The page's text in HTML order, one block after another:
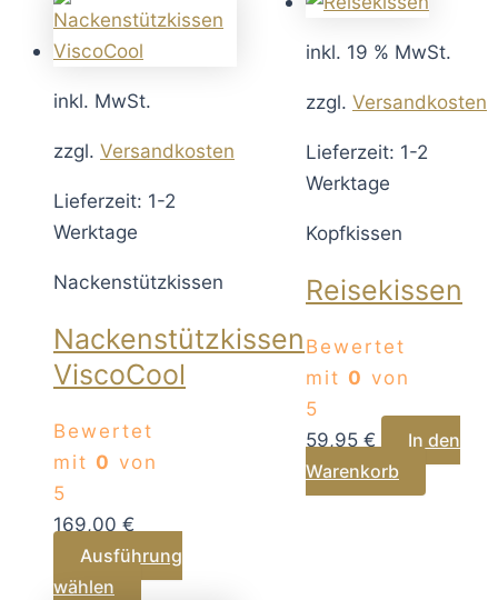
inkl. MwSt.
zzgl. Versandkosten
Lieferzeit: 1-2
Werktage
Nackenstützkissen
Nackenstützkissen
ViscoCool
Bewertet
mit 0 von
5
169,00 €
Ausführung
wählen
Dieses
inkl. 19 % MwSt.
zzgl. Versandkosten
Lieferzeit: 1-2
Werktage
Kopfkissen
Reisekissen
Bewertet
mit 0 von
5
59,95 €
In den
Warenkorb